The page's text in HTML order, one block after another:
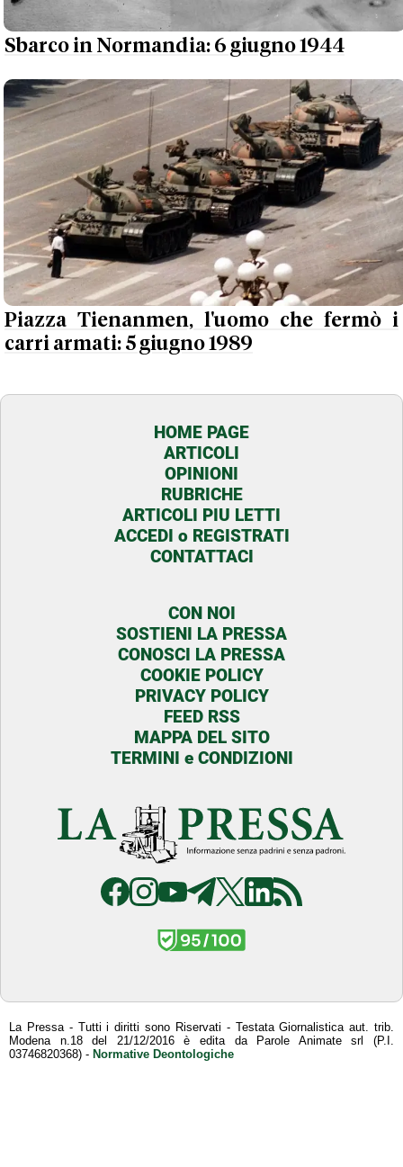
Sbarco in Normandia: 6 giugno 1944
Piazza Tienanmen, l'uomo che fermò i
carri armati: 5 giugno 1989
HOME PAGE
ARTICOLI
OPINIONI
RUBRICHE
ARTICOLI PIU LETTI
ACCEDI o REGISTRATI
CONTATTACI
CON NOI
SOSTIENI LA PRESSA
CONOSCI LA PRESSA
COOKIE POLICY
PRIVACY POLICY
FEED RSS
MAPPA DEL SITO
TERMINI e CONDIZIONI
La Pressa - Tutti i diritti sono Riservati - Testata Giornalistica aut. trib.
Modena n.18 del 21/12/2016 è edita da Parole Animate srl (P.I.
03746820368) - Normative Deontologiche